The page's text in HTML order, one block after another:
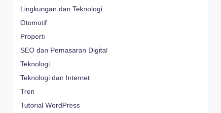
Lingkungan dan Teknologi
Otomotif
Properti
SEO dan Pemasaran Digital
Teknologi
Teknologi dan Internet
Tren
Tutorial WordPress